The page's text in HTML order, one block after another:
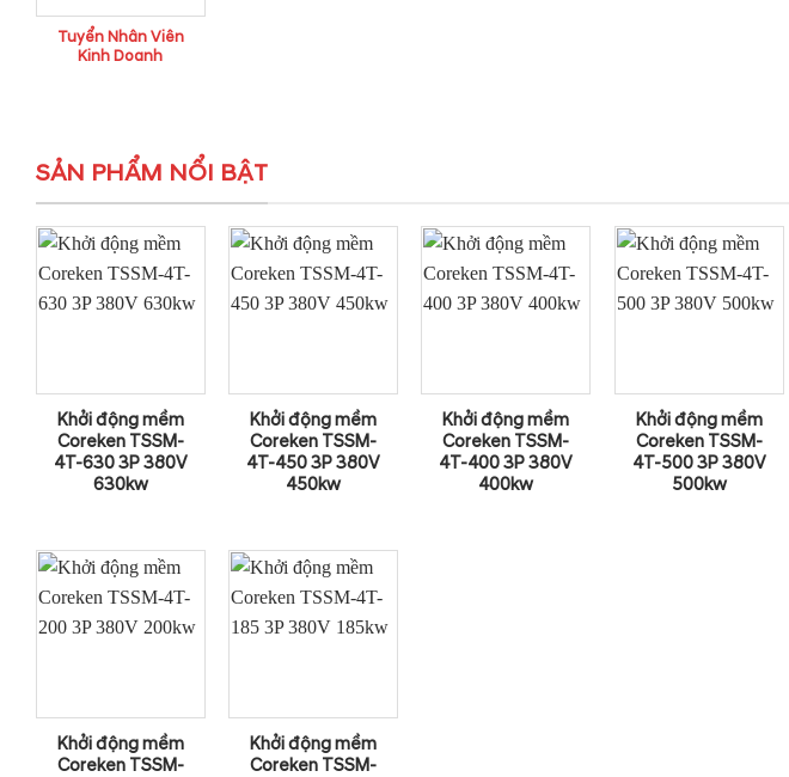
Tuyển Nhân Viên
Kinh Doanh
SẢN PHẨM NỔI BẬT
Khởi động mềm
Coreken TSSM-
4T-630 3P 380V
630kw
Khởi động mềm
Coreken TSSM-
4T-450 3P 380V
450kw
Khởi động mềm
Coreken TSSM-
4T-400 3P 380V
400kw
Khởi động mềm
Coreken TSSM-
4T-500 3P 380V
500kw
Khởi động mềm
Coreken TSSM-
Khởi động mềm
Coreken TSSM-